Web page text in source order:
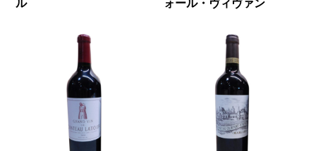
ル
ォール・ヴィヴァン